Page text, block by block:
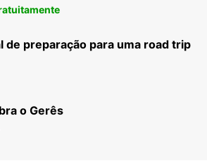
de preparação para uma road trip
o Gerês